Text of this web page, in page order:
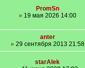
PromSn
»19 мая 2026 14:00
anter
»29 сентября 2013 21:58
starAlek